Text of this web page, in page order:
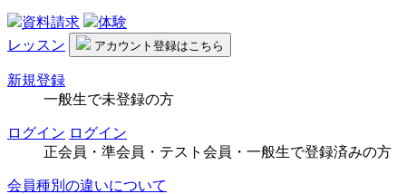
資料請求
体験
レッスン
アカウント 登録はこちら
新規登録
一般生で未登録の方
ログイン ログイン
正会員・準会員・テスト会員・一般生で登録済みの方
会員種別の違いについて